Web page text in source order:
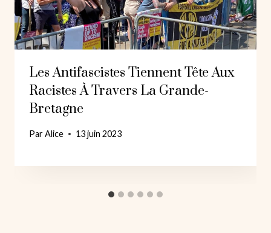
Les Antifascistes Tiennent Tête Aux
Racistes À Travers La Grande-
Bretagne
ParAlice 13 juin 2023